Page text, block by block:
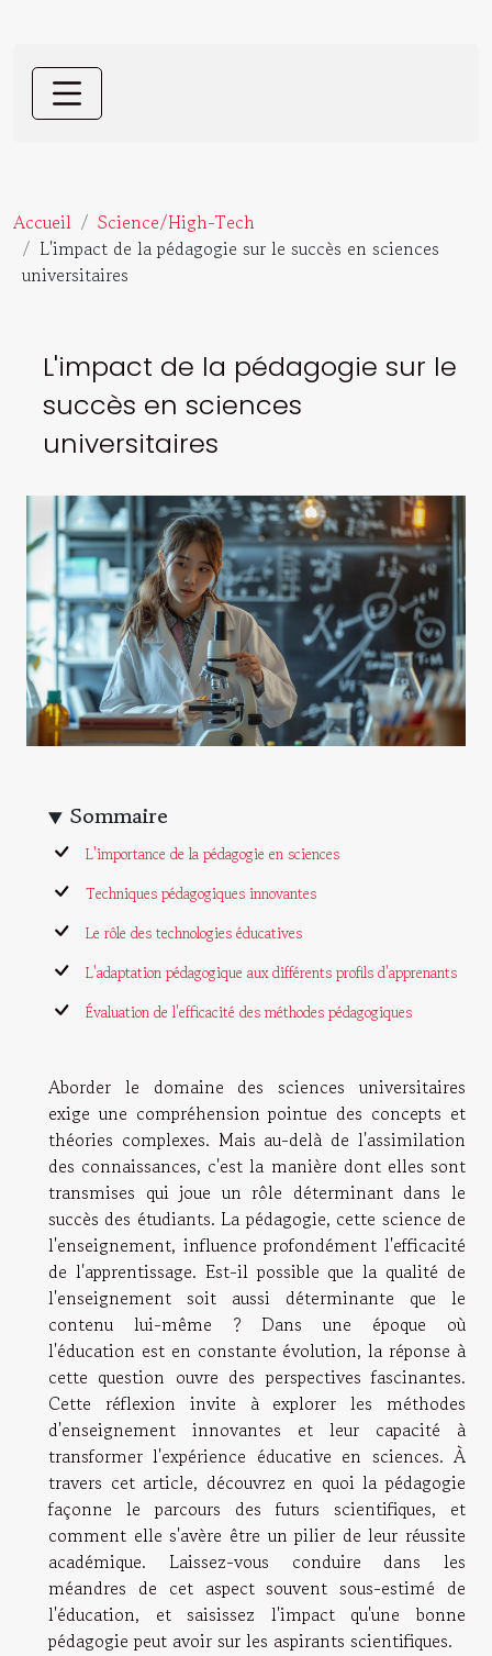
Accueil
Science/High-Tech
L'impact de la pédagogie sur le succès en sciences
universitaires
L'impact de la pédagogie sur le
succès en sciences
universitaires
Sommaire
L'importance de la pédagogie en sciences
Techniques pédagogiques innovantes
Le rôle des technologies éducatives
L'adaptation pédagogique aux différents profils d'apprenants
Évaluation de l'efficacité des méthodes pédagogiques
Aborder le domaine des sciences universitaires
exige une compréhension pointue des concepts et
théories complexes. Mais au-delà de l'assimilation
des connaissances, c'est la manière dont elles sont
transmises qui joue un rôle déterminant dans le
succès des étudiants. La pédagogie, cette science de
l'enseignement, influence profondément l'efficacité
de l'apprentissage. Est-il possible que la qualité de
l'enseignement soit aussi déterminante que le
contenu lui-même ? Dans une époque où
l'éducation est en constante évolution, la réponse à
cette question ouvre des perspectives fascinantes.
Cette réflexion invite à explorer les méthodes
d'enseignement innovantes et leur capacité à
transformer l'expérience éducative en sciences. À
travers cet article, découvrez en quoi la pédagogie
façonne le parcours des futurs scientifiques, et
comment elle s'avère être un pilier de leur réussite
académique. Laissez-vous conduire dans les
méandres de cet aspect souvent sous-estimé de
l'éducation, et saisissez l'impact qu'une bonne
pédagogie peut avoir sur les aspirants scientifiques.